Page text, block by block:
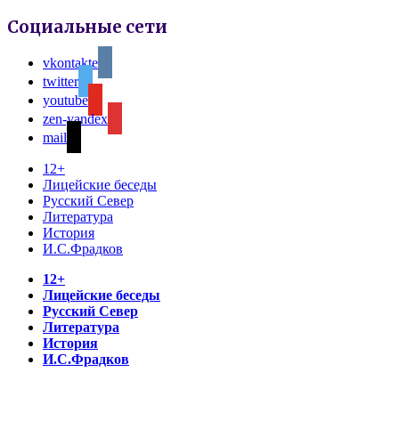
Социальные сети
vkontakte
twitter
youtube
zen-yandex
mail
12+
Лицейские беседы
Русский Север
Литература
История
И.С.Фрадков
12+
Лицейские беседы
Русский Север
Литература
История
И.С.Фрадков